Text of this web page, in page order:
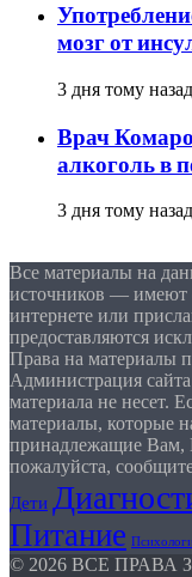
мозг от
3 дня тому назад
Врач
алкоголь в
3 дня тому назад
Все материалы на
источников — имеют
интернете или
предоставляются
Права на материалы
Администрация
материала не несет.
материалы, которые
принадлежащие Вам,
пожалуйста,
Дети
Питание
© 2026 ВСЕ